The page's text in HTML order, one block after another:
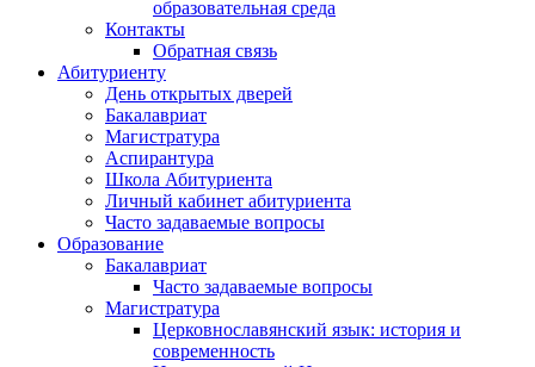
образовательная среда
Контакты
Обратная связь
Абитуриенту
День открытых дверей
Бакалавриат
Магистратура
Аспирантура
Школа Абитуриента
Личный кабинет абитуриента
Часто задаваемые вопросы
Образование
Бакалавриат
Часто задаваемые вопросы
Магистратура
Церковнославянский язык: история и
современность